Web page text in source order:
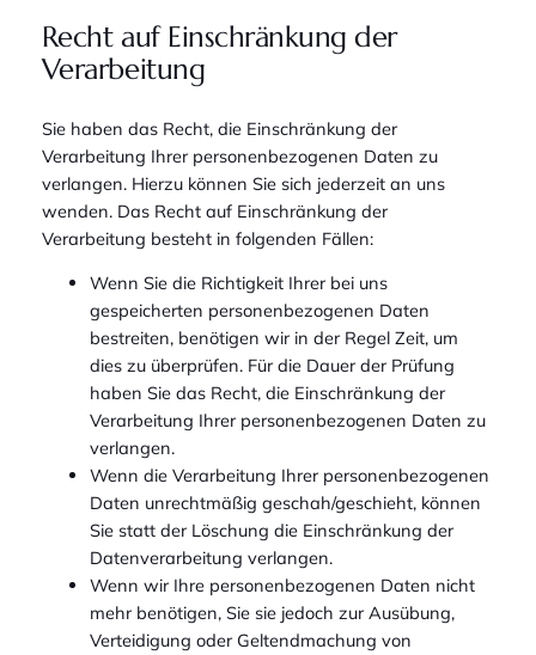
Recht auf Einschränkung der
Verarbeitung
Sie haben das Recht, die Einschränkung der
Verarbeitung Ihrer personenbezogenen Daten zu
verlangen. Hierzu können Sie sich jederzeit an uns
wenden. Das Recht auf Einschränkung der
Verarbeitung besteht in folgenden Fällen:
Wenn Sie die Richtigkeit Ihrer bei uns
gespeicherten personenbezogenen Daten
bestreiten, benötigen wir in der Regel Zeit, um
dies zu überprüfen. Für die Dauer der Prüfung
haben Sie das Recht, die Einschränkung der
Verarbeitung Ihrer personenbezogenen Daten zu
verlangen.
Wenn die Verarbeitung Ihrer personenbezogenen
Daten unrechtmäßig geschah/geschieht, können
Sie statt der Löschung die Einschränkung der
Datenverarbeitung verlangen.
Wenn wir Ihre personenbezogenen Daten nicht
mehr benötigen, Sie sie jedoch zur Ausübung,
Verteidigung oder Geltendmachung von